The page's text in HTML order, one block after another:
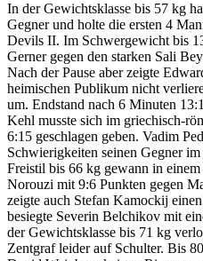
In der Gewichtsklasse bis 57 kg
Gegner und holte die ersten 4
Devils II. Im Schwergewicht bis
Gerner gegen den starken Sali
Nach der Pause aber zeigte
heimischen Publikum nicht
um. Endstand nach 6 Minuten
Kehl musste sich im griechisch-
6:15 geschlagen geben. Vadim
Schwierigkeiten seinen Gegner
Freistil bis 66 kg gewann in
Norouzi mit 9:6 Punkten gegen
zeigte auch Stefan Kamockij
besiegte Severin Belchikov mit
der Gewichtsklasse bis 71 kg
Zentgraf leider auf Schulter. Bis